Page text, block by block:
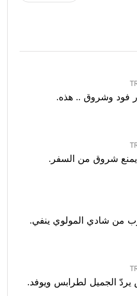
فود وشروق .. هذه.
يمنع شروق من السفر.
من شادي المولوي ينفي.
الجميل لطرابس ويوفد.